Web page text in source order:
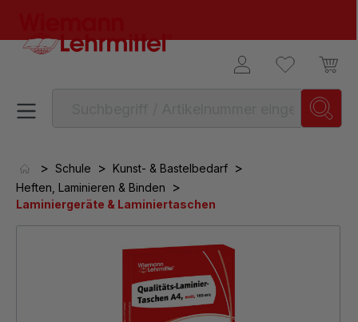
> Schule > Kunst- & Bastelbedarf >
Heften, Laminieren & Binden >
Laminiergeräte & Laminiertaschen
Bildergalerie überspringen